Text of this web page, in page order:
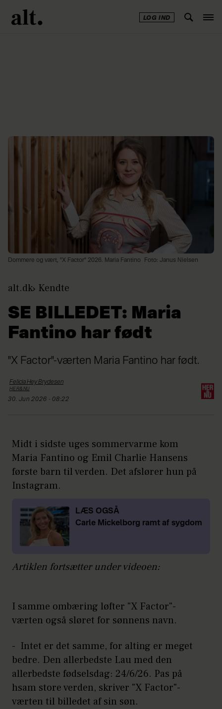
LOG IND
Dommere og vært, "X Factor" 2026. Maria Fantino Foto: Janus Nielsen
alt.dk Kendte
SE BILLEDET: Maria
Fantino har født
"X Factor"-værten Maria Fantino har født.
Felicia HeyBrydesen
HER&NU
30. Jun 2026 - 08:22
Midt i sidste uges sommervarme kom
Maria Fantino og Emil Charlie Hansens
første barn til verden. Det afslører hun på
Instagram.
LÆS OGSÅ
Carle Mickelborg ramt af sygdom
Artiklen fortsætter under videoen:
I samme ombæring løfter "X Factor"-
værten også sløret for sønnens navn.
- Intet er det samme, for alting er meget
bedre. Den allerbedste Lau med den
allerbedste fødselsdag: 24/6/26. Pas på
hsam store verden, skriver "X Factor"-
værten til billedet af sin søn.